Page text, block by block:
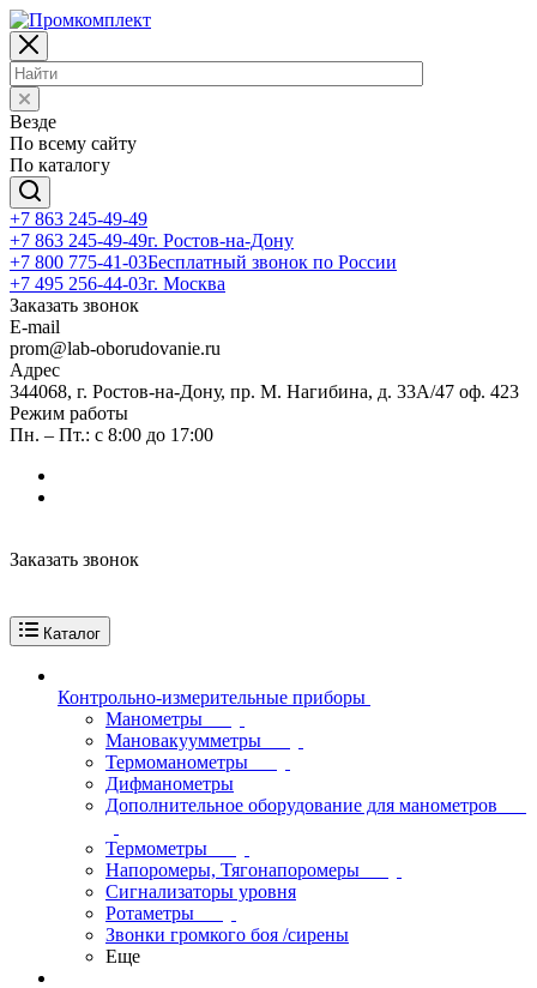
Везде
По всему сайту
По каталогу
+7 863 245-49-49
+7 863 245-49-49г. Ростов-на-Дону
+7 800 775-41-03Бесплатный звонок по России
+7 495 256-44-03г. Москва
Заказать звонок
E-mail
prom@lab-oborudovanie.ru
Адрес
344068, г. Ростов-на-Дону, пр. М. Нагибина, д. 33А/47 оф. 423
Режим работы
Пн. – Пт.: с 8:00 до 17:00
Заказать звонок
Каталог
Контрольно-измерительные приборы
Манометры
Мановакуумметры
Термоманометры
Дифманометры
Дополнительное оборудование для манометров
Термометры
Напоромеры, Тягонапоромеры
Сигнализаторы уровня
Ротаметры
Звонки громкого боя /сирены
Еще